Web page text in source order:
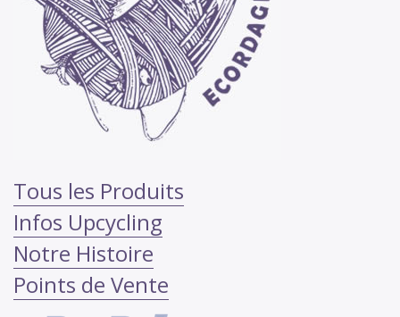
Tous les Produits
Infos Upcycling
Notre Histoire
Points de Vente